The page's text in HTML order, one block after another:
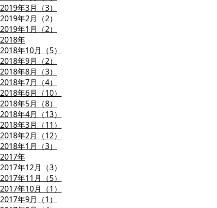
2019年3月（3）
2019年2月（2）
2019年1月（2）
2018年
2018年10月（5）
2018年9月（2）
2018年8月（3）
2018年7月（4）
2018年6月（10）
2018年5月（8）
2018年4月（13）
2018年3月（11）
2018年2月（12）
2018年1月（3）
2017年
2017年12月（3）
2017年11月（5）
2017年10月（1）
2017年9月（1）